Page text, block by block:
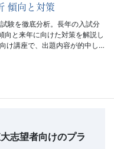
傾向と対策
験を徹底分析。長年の入試分
向と来年に向けた対策を解説し
け講座で、出題内容が的中し…
志望者向けのプラ